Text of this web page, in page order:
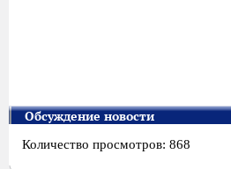
Обсуждение новости
Количество просмотров: 868